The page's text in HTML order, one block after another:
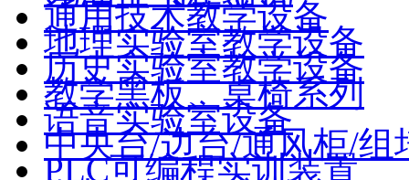
通用技术教学设备
地理实验室教学设备
历史实验室教学设备
教学黑板、桌椅系列
语音实验室设备
中央台/边台/通风柜/组
PLC可编程实训装置